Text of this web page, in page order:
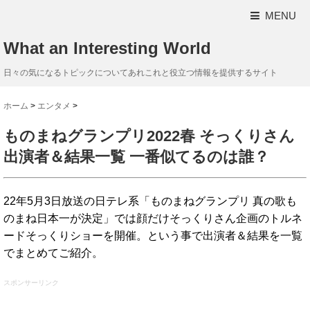
MENU
What an Interesting World
日々の気になるトピックについてあれこれと役立つ情報を提供するサイト
ホーム > エンタメ >
ものまねグランプリ2022春 そっくりさん
出演者＆結果一覧 一番似てるのは誰？
22年5月3日放送の日テレ系「ものまねグランプリ 真の歌も
のまね日本一が決定」では顔だけそっくりさん企画のトルネ
ードそっくりショーを開催。という事で出演者＆結果を一覧
でまとめてご紹介。
スポンサーリンク